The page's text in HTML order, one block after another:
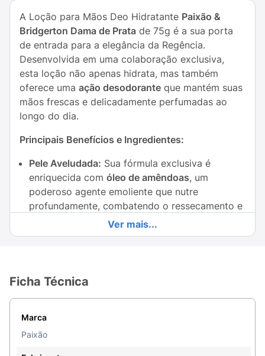
A Loção para Mãos Deo Hidratante Paixão &
Bridgerton Dama de Prata de 75g é a sua porta
de entrada para a elegância da Regência.
Desenvolvida em uma colaboração exclusiva,
esta loção não apenas hidrata, mas também
oferece uma ação desodorante que mantém suas
mãos frescas e delicadamente perfumadas ao
longo do dia.
Principais Benefícios e Ingredientes:
Pele Aveludada: Sua fórmula exclusiva é
enriquecida com óleo de amêndoas, um
poderoso agente emoliente que nutre
profundamente, combatendo o ressecamento e
deixando a pele das mãos incrivelmente suave.
uma experiência sensorial única a cada
aplicação.
Formato Prático (75g):
perfeito para ser transportado na bolsa, no
necessaire ou na gaveta do escritório,
Ver mais...
Ficha Técnica
Marca
Paixão